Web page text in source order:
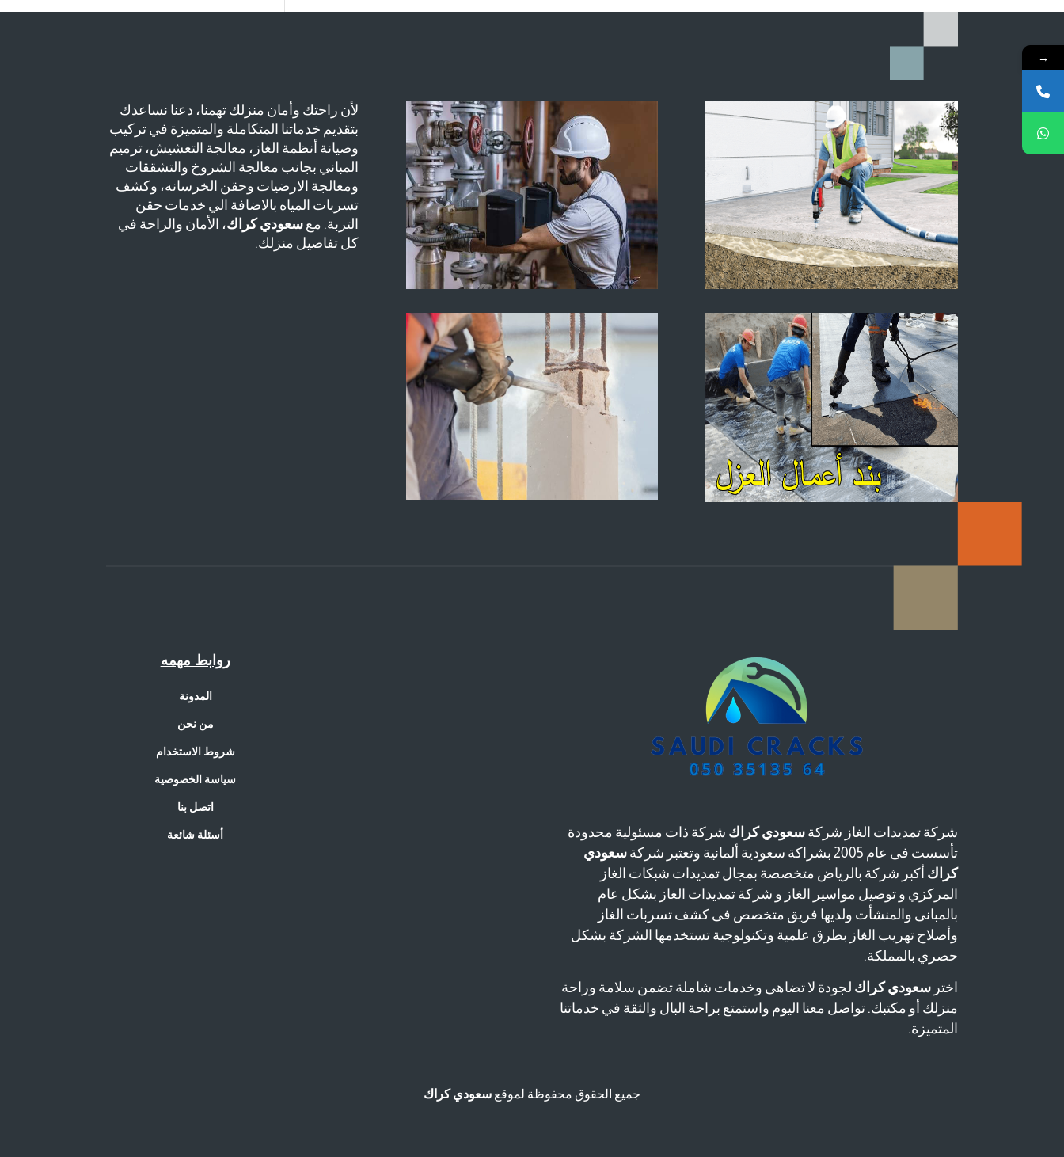
لأن راحتك وأمان منزلك تهمنا، دعنا نساعدك
بتقديم خدماتنا المتكاملة والمتميزة في تركيب
وصيانة أنظمة الغاز، معالجة التعشيش، ترميم
المباني بجانب معالجة الشروخ والتشققات
ومعالجة الارضيات وحقن الخرسانه، وكشف
تسربات المياه بالاضافة الي خدمات حقن
التربة. مع سعودي كراك، الأمان والراحة في
كل تفاصيل منزلك.
روابط مهمه
المدونة
من نحن
شروط الاستخدام
سياسة الخصوصية
اتصل بنا
أسئلة شائعة شركة تمديدات الغاز شركةسعودي كراك شركة ذات مسئولية محدودة
تأسست فى عام 2005 بشراكة سعودية ألمانية وتعتبر شركة
سعودي
كراك أكبر شركة بالرياض متخصصة بمجال تمديدات شبكات الغاز
المركزي و توصيل مواسير الغاز و شركة تمديدات الغاز بشكل عام
بالمبانى والمنشأت ولديها فريق متخصص فى كشف تسربات الغاز
وأصلاح تهريب الغاز بطرق علمية وتكنولوجية تستخدمها الشركة بشكل
حصري بالمملكة.
اخترسعودي كراك لجودة لا تضاهى وخدمات شاملة تضمن سلامة وراحة
منزلك أو مكتبك. تواصل معنا اليوم واستمتع براحة البال والثقة في خدماتنا
المتميزة.
جميع الحقوق محفوظة لموقع سعودي كراك
→